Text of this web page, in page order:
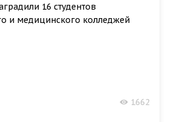
16 студентов
и медицинского колледжей
1662